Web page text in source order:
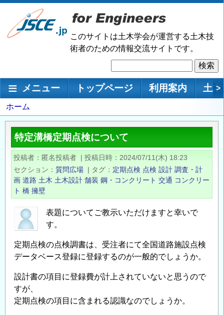
メ
ン
移
このサイトは土木学会が運営する土木技
術者のための情報交流サイトです。
索
メインナビゲーション
メニュー トップページ 利用案内 土 >
パ
ン
く
ず
ホーム
特定溝橋定期点検について
投稿者 匿名投稿者 | 投稿日時
2024/07/11(木) 18:23
セクション
質問広場 | タグ 定期点検 点検 設計 調査・計
画 道路 土木 土木設計 舗装 鋼・コンクリート 交通 コンクリー
ト 橋 擁壁
表題についてご教示いただけますと幸いで
す。
定期点検の点検調書は、受注者にて全国道路施設点検
データベース登録に登録するのが一般的でしょうか。
設計書の項目に登録費が計上されていないと思うので
すが、
定期点検の項目に含まれる認識なのでしょうか。